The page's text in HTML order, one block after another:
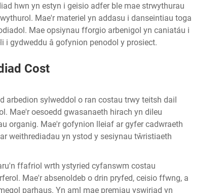
hwn yn estyn i geisio adfer ble mae strwythurau
Mae'r materiel yn addasu i danseintiau toga
Mae opsiynau fforgio arbenigol yn caniatáu i
gydweddu â gofynion penodol y prosiect.
Cost
arbedion sylweddol o ran costau trwy teitsh dail
Mae'r oesoedd gwasanaeth hirach yn dileu
organig. Mae'r gofynion lleiaf ar gyfer cadwraeth
weithrediadau yn ystod y sesiynau tŵristiaeth
ffafriol wrth ystyried cyfanswm costau
Mae'r absenoldeb o drin pryfed, ceisio ffwng, a
parhaus. Yn aml mae premiau yswiriad yn